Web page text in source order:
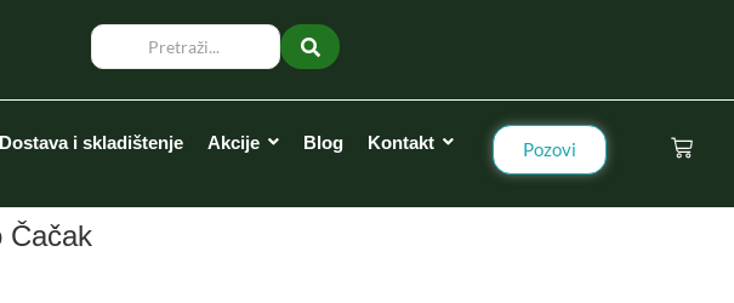
Dostava i skladištenje Akcije Blog Kontakt Pozovi
Čačak